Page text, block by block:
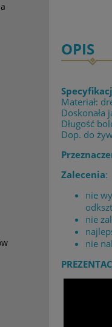
OPIS
Materiał:
Doskonała
Długość
Dop. do
Zalecenia:
nie
nie
nie